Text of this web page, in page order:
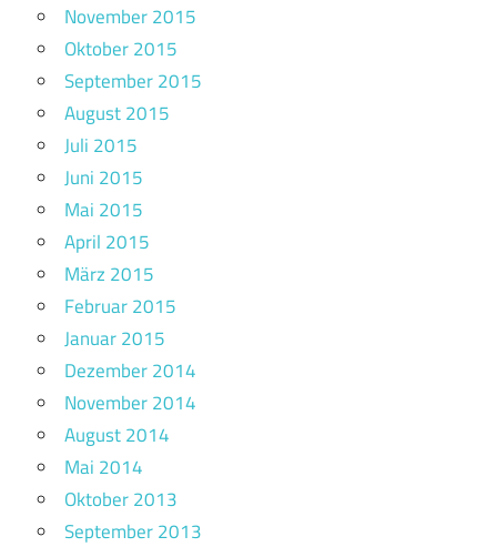
November 2015
Oktober 2015
September 2015
August 2015
Juli 2015
Juni 2015
Mai 2015
April 2015
März 2015
Februar 2015
Januar 2015
Dezember 2014
November 2014
August 2014
Mai 2014
Oktober 2013
September 2013